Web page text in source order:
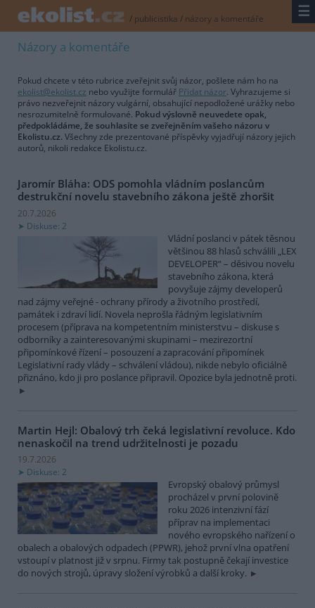
/ publicistika / názory a komentáře ☰
Názory a komentáře
Pokud chcete v této rubrice zveřejnit svůj názor, pošlete nám ho na
ekolist@ekolist.cz nebo využijte formulář Přidat názor. Vyhrazujeme si
právo nezveřejnit názory vulgární, obsahující nepodložené urážky nebo
nesrozumitelně formulované. Pokud výslovně neuvedete opak,
předpokládáme, že souhlasíte se zveřejněním vašeho názoru v
Ekolistu.cz. Všechny zde prezentované příspěvky vyjadřují názory jejich
autorů, nikoli redakce Ekolistu.cz.
Jaromír Bláha: ODS pomohla vládním poslancům
destrukční novelu stavebního zákona ještě zhoršit
20.7.2026
Diskuse: 2
Vládní poslanci v pátek těsnou
většinou 88 hlasů schválili „LEX
DEVELOPER“ – děsivou novelu
stavebního zákona, která
povyšuje zájmy developerů
nad zájmy veřejné - ochrany přírody a životního prostředí,
památek i zdraví lidí. Novela neprošla řádným legislativním
procesem (příprava na kompetentním ministerstvu – diskuse s
odborníky a zainteresovanými skupinami – mezirezortní
připomínkové řízení – posouzení a zapracování připomínek
Legislativní rady vlády – schválení vládou), nikde nebylo oficiálně
přiznáno, kdo ji pro poslance připravil. Opozice byla jednotně proti.
Martin Hejl: Obalový trh čeká legislativní revoluce. Kdo
nenaskočil na trend udržitelnosti je pozadu
19.7.2026
Diskuse: 2
Evropský obalový průmysl
procházel v první polovině
roku 2026 intenzivní fází
příprav na implementaci
nového evropského nařízení o
obalech a obalových odpadech (PPWR), jehož první vlna opatření
vstoupí v platnost již v srpnu. Firmy tak postupně čekají investice
do nových strojů, úpravy složení výrobků a další kroky.